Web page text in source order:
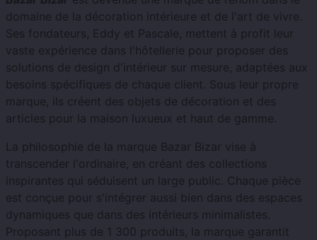
domaine de la décoration intérieure et de l'art de vivre.
Ses fondateurs, Eddy et Pascale, mettent à profit leur
vaste expérience dans l'hôtellerie pour proposer des
solutions de design d'intérieur sur mesure, adaptées aux
besoins spécifiques de chaque client. Sous leur propre
marque, ils créent des objets de décoration et des
articles pour la maison luxueux et haut de gamme.
La philosophie de la marque Bazar Bizar vise à
transcender l'ordinaire, en créant des collections
inspirantes qui séduisent un large public. Chaque pièce
est conçue pour s'intégrer aussi bien dans des espaces
dynamiques que dans des intérieurs minimalistes.
Proposant plus de 1 300 produits, la marque garantit